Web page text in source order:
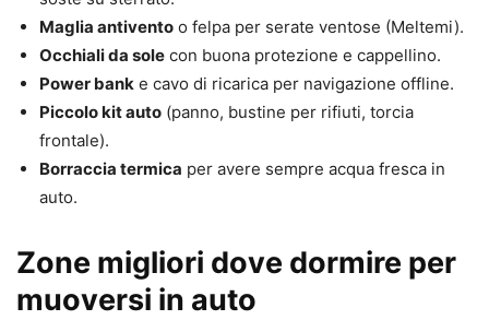
Maglia antivento o felpa per serate ventose (Meltemi).
Occhiali da sole con buona protezione e cappellino.
Power bank e cavo di ricarica per navigazione offline.
Piccolo kit auto (panno, bustine per rifiuti, torcia
frontale).
Borraccia termica per avere sempre acqua fresca in
auto.
Zone migliori dove dormire per
muoversi in auto